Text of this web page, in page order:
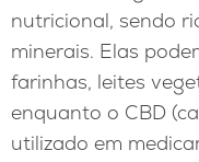
nutricional, sendo
minerais. Elas
farinhas, leites
enquanto o CBD
utilizado em